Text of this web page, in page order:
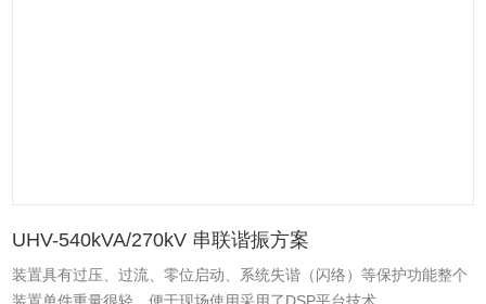
UHV-540kVA/270kV 串联谐振方案
装置具有过压、过流、零位启动、系统失谐（闪络）等保护功能整个